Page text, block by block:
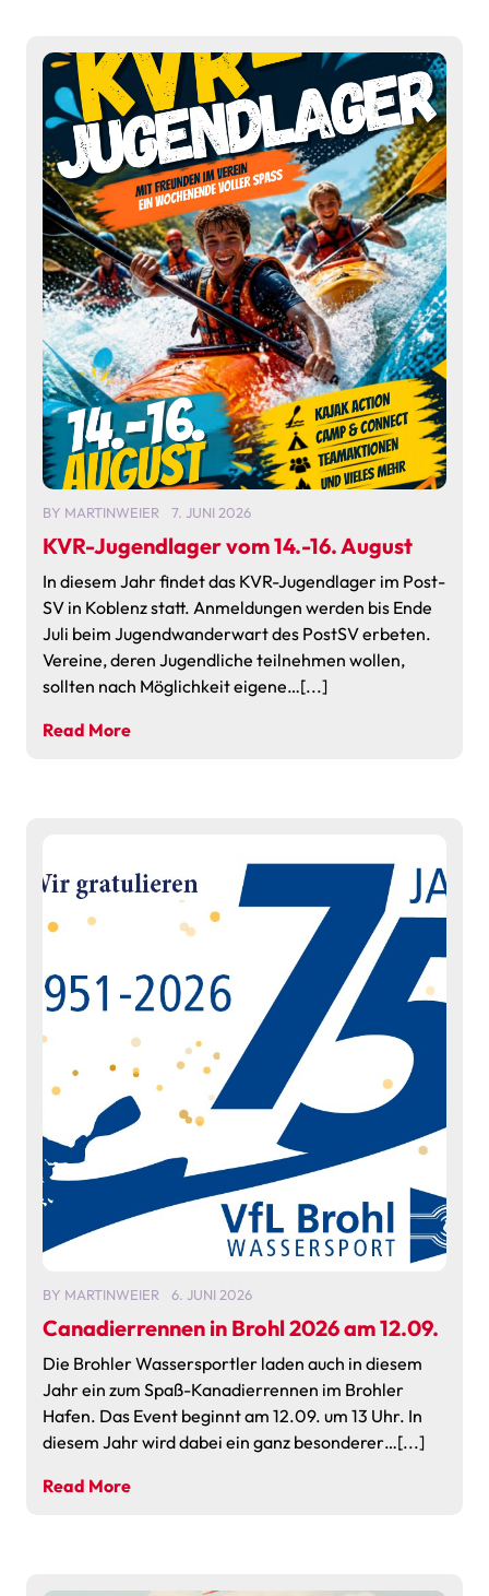
BY MARTINWEIER 7. JUNI 2026
KVR-Jugendlager vom 14.-16. August
In diesem Jahr findet das KVR-Jugendlager im Post-
SV in Koblenz statt. Anmeldungen werden bis Ende
Juli beim Jugendwanderwart des PostSV erbeten.
Vereine, deren Jugendliche teilnehmen wollen,
sollten nach Möglichkeit eigene…[...]
Read More
BY MARTINWEIER 6. JUNI 2026
Canadierrennen in Brohl 2026 am 12.09.
Die Brohler Wassersportler laden auch in diesem
Jahr ein zum Spaß-Kanadierrennen im Brohler
Hafen. Das Event beginnt am 12.09. um 13 Uhr. In
diesem Jahr wird dabei ein ganz besonderer…[...]
Read More